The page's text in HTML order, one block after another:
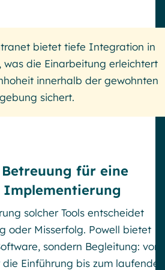
bietet tiefe Integration in
was die Einarbeitung erleichtert
innerhalb der gewohnten
sichert.
für eine
solcher Tools entscheidet
oder Misserfolg. Powell bietet
sondern Begleitung: von
Einführung bis zum laufenden